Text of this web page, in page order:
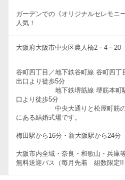
ガーデンでの《オリジナルセレモニ
人気！
大阪府大阪市中央区農人橋2－4－20
谷町四丁目／地下鉄谷町線 谷町四丁
出口より徒歩5分
地下鉄堺筋線 堺筋本町駅
口より徒歩5分
中央大通りと松屋町筋の
にある結婚式場です。
梅田駅から16分・新大阪駅から24分
大阪市内全域・奈良・和歌山・兵庫
無料送迎バス（毎月先着 組数限定!!